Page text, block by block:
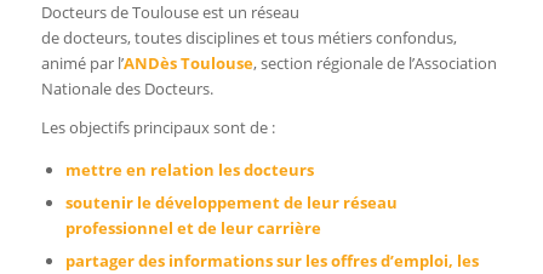
Docteurs de Toulouse est un réseau
de docteurs, toutes disciplines et tous métiers confondus,
animé par l’ANDès Toulouse, section régionale de l’Association
Nationale des Docteurs.
Les objectifs principaux sont de :
mettre en relation les docteurs
soutenir le développement de leur réseau
professionnel et de leur carrière
partager des informations sur les offres d’emploi, les